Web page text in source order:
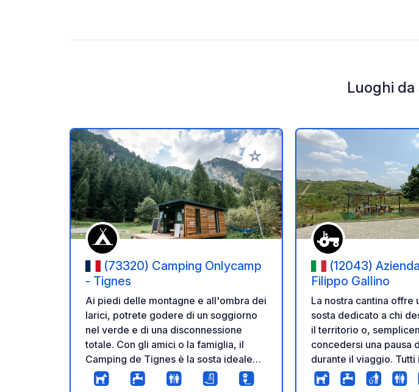
Luoghi
Aggiungi ai tuoi preferiti
(73320) Camping Onlycamp
- Tignes
Ai piedi delle montagne e all'ombra dei
larici, potrete godere di un soggiorno
nel verde e di una disconnessione
totale. Con gli amici o la famiglia, il
Camping de Tignes è la sosta ideale
che vi permetterà di esplorare i
numerosi sentieri escursionistici e
(12043)
Filippo Gallino
La nostra cantina offre
sosta dedicato a chi
il territorio o,
concedersi una pausa
durante il viaggio. Tutti
offerti gratuitamente
scelgono di ascoltare